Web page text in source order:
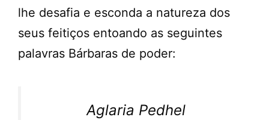
lhe desafia e esconda a natureza dos
seus feitiços entoando as seguintes
palavras Bárbaras de poder:
Aglaria Pedhel